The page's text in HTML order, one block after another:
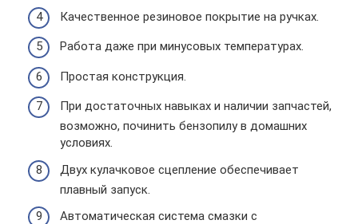
Качественное резиновое покрытие на ручках.
Работа даже при минусовых температурах.
Простая конструкция.
При достаточных навыках и наличии запчастей,
возможно, починить бензопилу в домашних
условиях.
Двух кулачковое сцепление обеспечивает
плавный запуск.
Автоматическая система смазки с